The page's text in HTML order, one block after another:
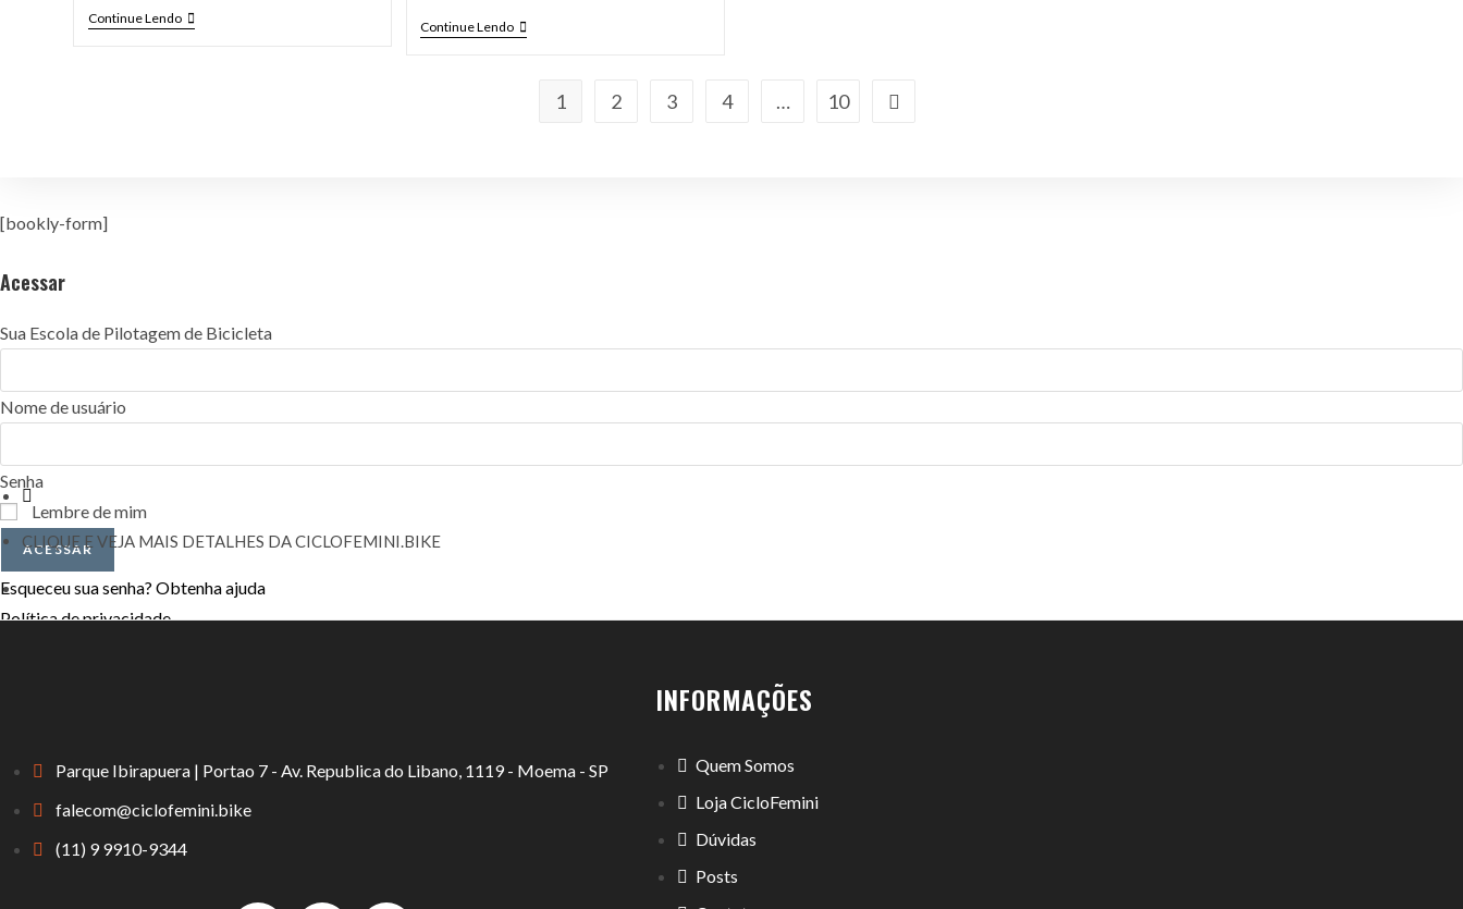
Continue Lendo
Continue Lendo
1 2 3 4 … 10
CLIQUE E VEJA MAIS DETALHES DA CICLOFEMINI.BIKE
Parque Ibirapuera | Portao 7 - Av. Republica do Libano, 1119 - Moema - SP
falecom@ciclofemini.bike
(11) 9 9910-9344
INFORMAÇÕES
Quem Somos
Loja CicloFemini
Dúvidas
Posts
[bookly-form]
Acessar
Sua Escola de Pilotagem de Bicicleta
Nome de usuário
Senha
Lembre de mim
ACESSAR
Esqueceu sua senha? Obtenha ajuda
Política de privacidade
Nome de usuário ou e-mail
SOLICITAR LINK DE REDEFINIÇÃO DE SENHA
Um link de redefinição de senha será enviado para o seu e-mail.